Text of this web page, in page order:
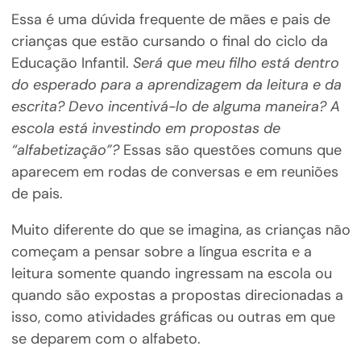
Essa é uma dúvida frequente de mães e pais de
crianças que estão cursando o final do ciclo da
Educação Infantil. Será que meu filho está dentro
do esperado para a aprendizagem da leitura e da
escrita? Devo incentivá-lo de alguma maneira? A
escola está investindo em propostas de
“alfabetização”?Essas são questões comuns que
aparecem em rodas de conversas e em reuniões
de pais.
Muito diferente do que se imagina, as crianças não
começam a pensar sobre a língua escrita e a
leitura somente quando ingressam na escola ou
quando são expostas a propostas direcionadas a
isso, como atividades gráficas ou outras em que
se deparem com o alfabeto.